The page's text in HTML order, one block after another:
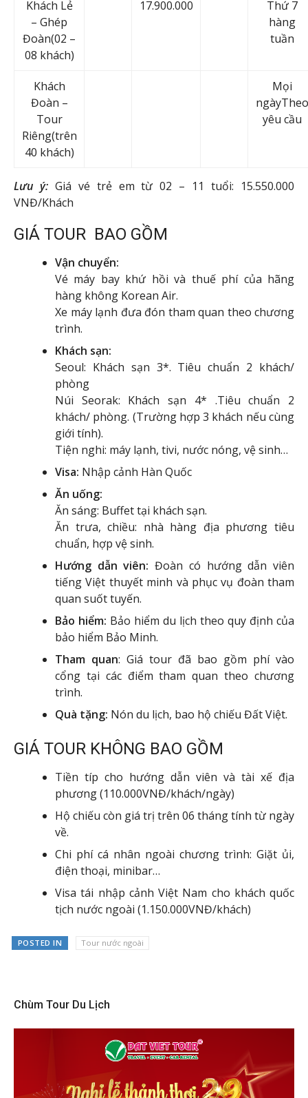
Khách Lẻ
– Ghép
Đoàn(02 –
08 khách)
17.900.000
Thứ 7
hàng
tuần
Khách
Đoàn –
Tour
Riêng(trên
40 khách)
Mọi
ngàyTheo
yêu cầu
Lưu ý: Giá vé trẻ em từ 02 – 11 tuổi: 15.550.000
VNĐ/Khách
GIÁ TOUR BAO GỒM
Vận chuyển:
Vé máy bay khứ hồi và thuế phí của hãng
hàng không Korean Air.
Xe máy lạnh đưa đón tham quan theo chương
trình.
Khách sạn:
Seoul: Khách sạn 3*. Tiêu chuẩn 2 khách/
phòng
Núi Seorak: Khách sạn 4* .Tiêu chuẩn 2
khách/ phòng. (Trường hợp 3 khách nếu cùng
giới tính).
Tiện nghi: máy lạnh, tivi, nước nóng, vệ sinh…
Visa: Nhập cảnh Hàn Quốc
Ăn uống:
Ăn sáng: Buffet tại khách sạn.
Ăn trưa, chiều: nhà hàng địa phương tiêu
chuẩn, hợp vệ sinh.
Hướng dẫn viên:Đoàn có hướng dẫn viên
tiếng Việt thuyết minh và phục vụ đoàn tham
quan suốt tuyến.
Bảo hiểm: Bảo hiểm du lịch theo quy định của
bảo hiểm Bảo Minh.
Tham quan: Giá tour đã bao gồm phí vào
cổng tại các điểm tham quan theo chương
trình.
Quà tặng: Nón du lịch, bao hộ chiếu Đất Việt.
GIÁ TOUR KHÔNG BAO GỒM
Tiền típ cho hướng dẫn viên và tài xế địa
phương (110.000VNĐ/khách/ngày)
Hộ chiếu còn giá trị trên 06 tháng tính từ ngày
về.
Chi phí cá nhân ngoài chương trình: Giặt ủi,
điện thoại, minibar…
Visa tái nhập cảnh Việt Nam cho khách quốc
tịch nước ngoài (1.150.000VNĐ/khách)
POSTED IN Tour nước ngoài
Chùm Tour Du Lịch